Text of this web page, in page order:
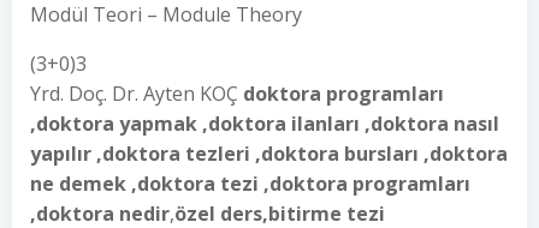
Modül Teori – Module Theory
(3+0)3
Yrd. Doç. Dr. Ayten KOÇ doktora programları
,doktora yapmak ,doktora ilanları ,doktora nasıl
yapılır ,doktora tezleri ,doktora bursları ,doktora
ne demek ,doktora tezi ,doktora programları
,doktora nedir,özel ders,bitirme tezi